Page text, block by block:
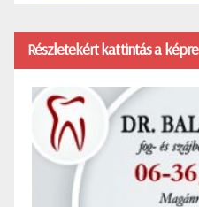
Részletekért kattintás a képre